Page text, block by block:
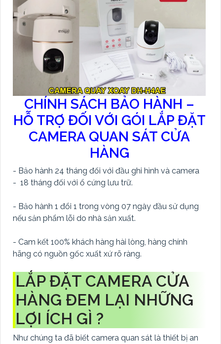
CHÍNH SÁCH BẢO HÀNH –
HỖ TRỢ ĐỐI VỚI GÓI LẮP ĐẶT
CAMERA QUAN SÁT CỬA
HÀNG
- Bảo hành 24 tháng đối với đầu ghi hình và camera
- 18 tháng đối với ổ cứng lưu trữ.
- Bảo hành 1 đổi 1 trong vòng 07 ngày đầu sử dụng
nếu sản phẩm lỗi do nhà sản xuất.
- Cam kết 100% khách hàng hài lòng, hàng chính
hãng có nguồn gốc xuất xứ rõ ràng.
LẮP ĐẶT CAMERA CỬA
HÀNG ĐEM LẠI NHỮNG
LỢI ÍCH GÌ ?
Như chúng ta đã biết camera quan sát là thiết bị an